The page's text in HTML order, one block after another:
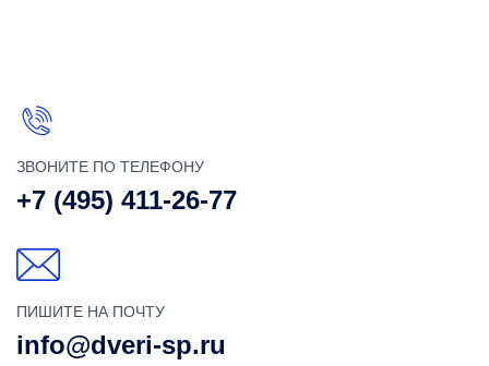
ЗВОНИТЕ ПО ТЕЛЕФОНУ
+7 (495) 411-26-77
ПИШИТЕ НА ПОЧТУ
info@dveri-sp.ru